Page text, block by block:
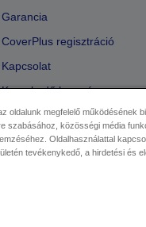
Garancia
CoverPlus regisztráció
Kapcsolat
Kereskedő keresése
Kereskedelmi
oldalunk megfelelő működésének
szabásához, közösségi média
Oldalhasználattal
tevékenykedő, a hirdetési és